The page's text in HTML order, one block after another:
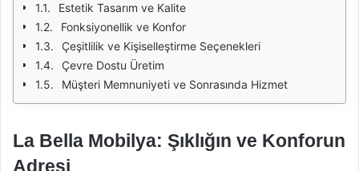
Estetik Tasarım ve Kalite
Fonksiyonellik ve Konfor
Çeşitlilik ve Kişiselleştirme Seçenekleri
Çevre Dostu Üretim
Müşteri Memnuniyeti ve Sonrasında Hizmet
La Bella Mobilya: Şıklığın ve Konforun
Adresi